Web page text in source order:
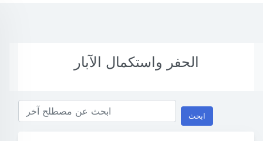
الحفر واستكمال الآبار
ابحث